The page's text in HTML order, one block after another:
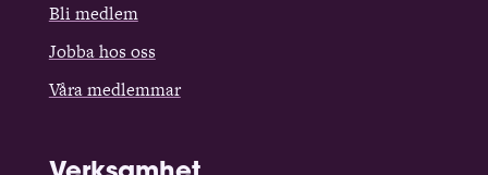
Bli medlem
Jobba hos oss
Våra medlemmar